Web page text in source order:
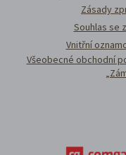
Zásady
Souhlas se
Vnitřní
Všeobecné obchodní